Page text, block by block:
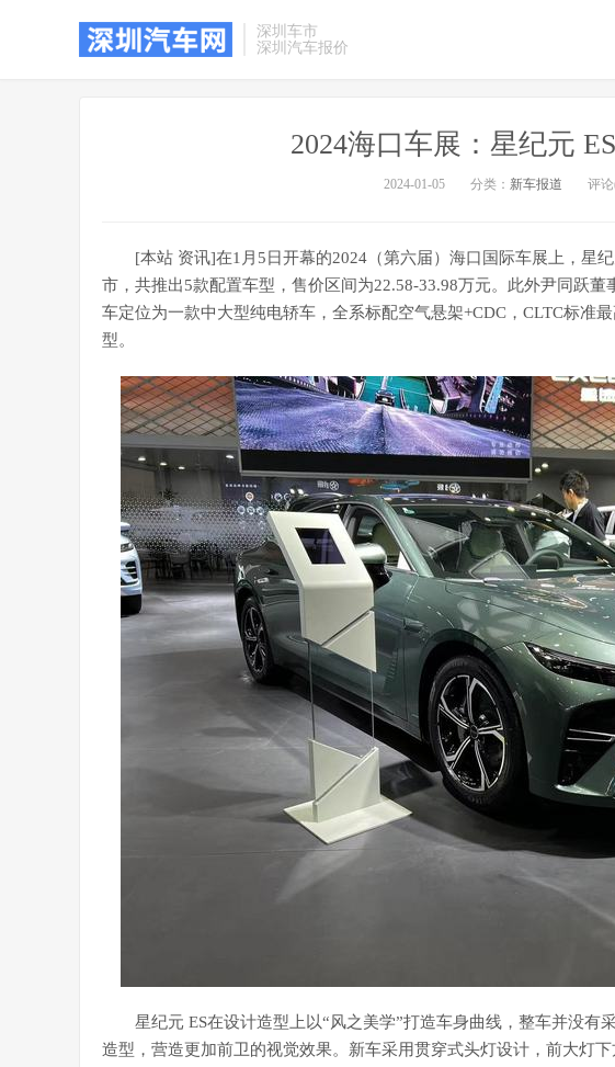
深圳车市
深圳汽车报价
2024海口车展：星纪元
2024-01-05 分类： 新车报道 评
[本站 资讯]在1月5日开幕的2024（第六届）海口国际车展上，星
市，共推出5款配置车型，售价区间为22.58-33.98万元。此外尹同跃
车定位为一款中大型纯电轿车，全系标配空气悬架+CDC，CLTC标准
型。
星纪元 ES在设计造型上以“风之美学”打造车身曲线，整车并没有
造型，营造更加前卫的视觉效果。新车采用贯穿式头灯设计，前大灯